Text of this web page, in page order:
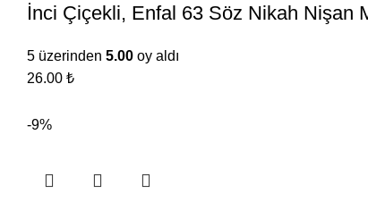
İnci Çiçekli, Enfal 63 Söz Nikah Nişan
5 üzerinden 5.00 oy aldı
26.00 ₺
-9%